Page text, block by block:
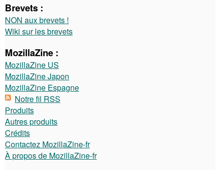
Brevets :
NON aux brevets !
Wiki sur les brevets
MozillaZine :
MozillaZine US
MozillaZine Japon
MozillaZine Espagne
Notre fil RSS
Produits
Autres produits
Crédits
Contactez MozillaZine-fr
À propos de MozillaZine-fr